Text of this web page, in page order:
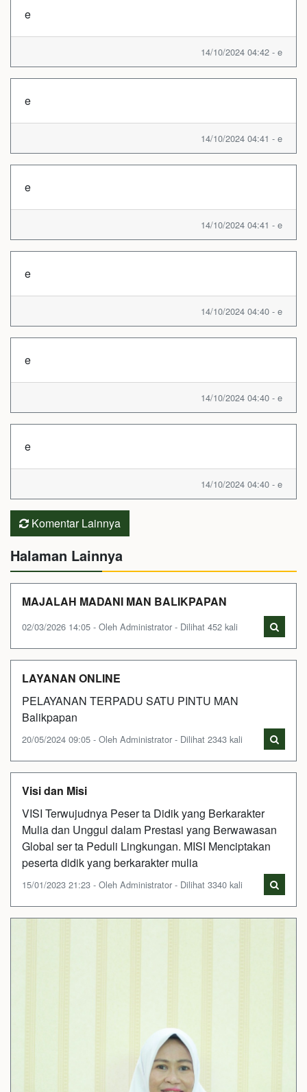
e
14/10/2024 04:42 - e
e
14/10/2024 04:41 - e
e
14/10/2024 04:41 - e
e
14/10/2024 04:40 - e
e
14/10/2024 04:40 - e
e
14/10/2024 04:40 - e
Komentar Lainnya
Halaman Lainnya
MAJALAH MADANI MAN BALIKPAPAN
02/03/2026 14:05 - Oleh Administrator - Dilihat 452 kali
LAYANAN ONLINE
PELAYANAN TERPADU SATU PINTU MAN
Balikpapan
20/05/2024 09:05 - Oleh Administrator - Dilihat 2343 kali
Visi dan Misi
VISI Terwujudnya Peser ta Didik yang Berkarakter
Mulia dan Unggul dalam Prestasi yang Berwawasan
Global ser ta Peduli Lingkungan. MISI Menciptakan
peserta didik yang berkarakter mulia
15/01/2023 21:23 - Oleh Administrator - Dilihat 3340 kali